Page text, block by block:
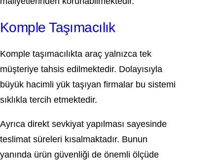
Komple Taşımacılık
Komple taşımacılıkta araç yalnızca tek
müşteriye tahsis edilmektedir. Dolayısıyla
büyük hacimli yük taşıyan firmalar bu sistemi
sıklıkla tercih etmektedir.
Ayrıca direkt sevkiyat yapılması sayesinde
teslimat süreleri kısalmaktadır. Bunun
yanında ürün güvenliği de önemli ölçüde